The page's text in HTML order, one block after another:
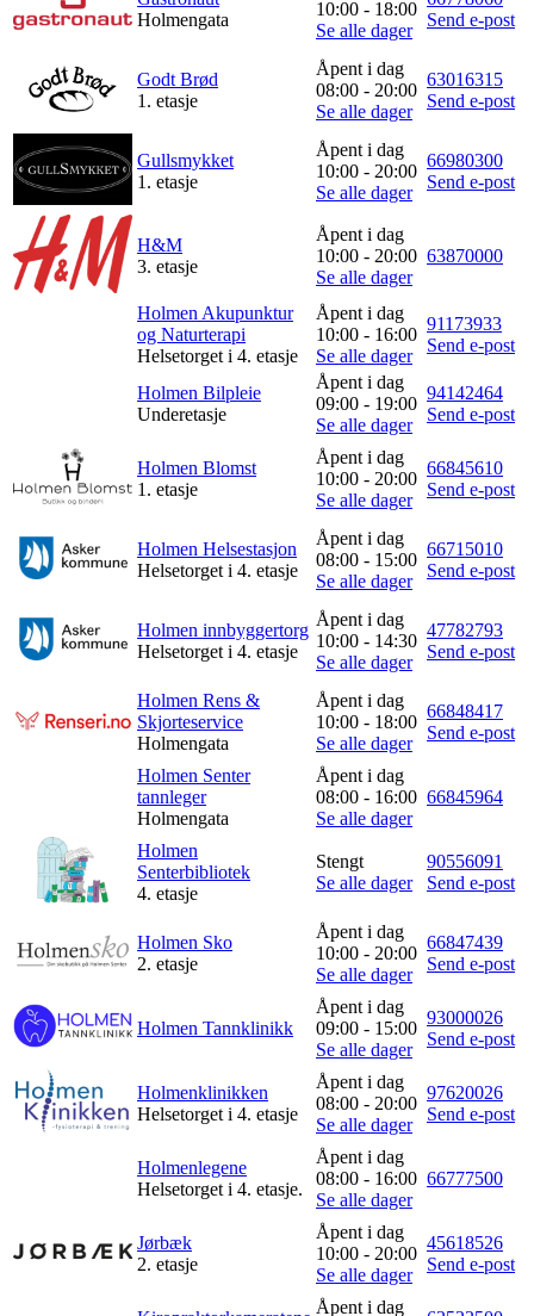
Holmengata
10:00 - 18:00
Se alle dager
Send e-post
Godt Brød
1. etasje
Åpent i dag
08:00 - 20:00
Se alle dager
63016315
Send e-post
Gullsmykket
1. etasje
Åpent i dag
10:00 - 20:00
Se alle dager
66980300
Send e-post
H&M
3. etasje
Åpent i dag
10:00 - 20:00
Se alle dager
63870000
Holmen Akupunktur
og Naturterapi
Helsetorget i 4. etasje
Åpent i dag
10:00 - 16:00
Se alle dager
91173933
Send e-post
Holmen Bilpleie
Underetasje
Åpent i dag
09:00 - 19:00
Se alle dager
94142464
Send e-post
Holmen Blomst
1. etasje
Åpent i dag
10:00 - 20:00
Se alle dager
66845610
Send e-post
Holmen Helsestasjon
Helsetorget i 4. etasje
Åpent i dag
08:00 - 15:00
Se alle dager
66715010
Send e-post
Holmen innbyggertorg
Helsetorget i 4. etasje
Åpent i dag
10:00 - 14:30
Se alle dager
47782793
Send e-post
Holmen Rens &
Skjorteservice
Holmengata
Åpent i dag
10:00 - 18:00
Se alle dager
66848417
Send e-post
Holmen Senter
tannleger
Holmengata
Åpent i dag
08:00 - 16:00
Se alle dager
66845964
Holmen
Senterbibliotek
4. etasje
Stengt
Se alle dager
90556091
Send e-post
Holmen Sko
2. etasje
Åpent i dag
10:00 - 20:00
Se alle dager
66847439
Send e-post
Holmen Tannklinikk
Åpent i dag
09:00 - 15:00
Se alle dager
93000026
Send e-post
Holmenklinikken
Helsetorget i 4. etasje
Åpent i dag
08:00 - 20:00
Se alle dager
97620026
Send e-post
Holmenlegene
Helsetorget i 4. etasje.
Åpent i dag
08:00 - 16:00
Se alle dager
66777500
Jørbæk
2. etasje
Åpent i dag
10:00 - 20:00
Se alle dager
45618526
Send e-post
Åpent i dag